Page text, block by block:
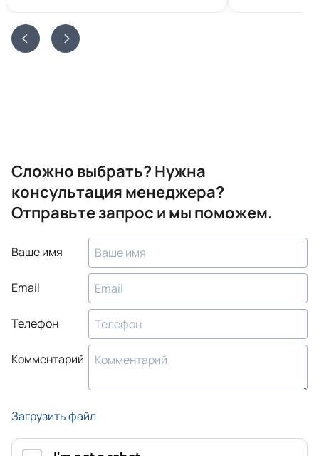
Сложно выбрать? Нужна
консультация менеджера?
Отправьте запрос и мы поможем.
Ваше имя
Email
Телефон
Комментарий
Загрузить файл